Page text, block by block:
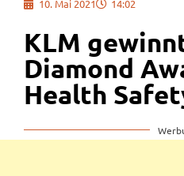
10. Mai 2021 14:02
KLM
Diamond
Health